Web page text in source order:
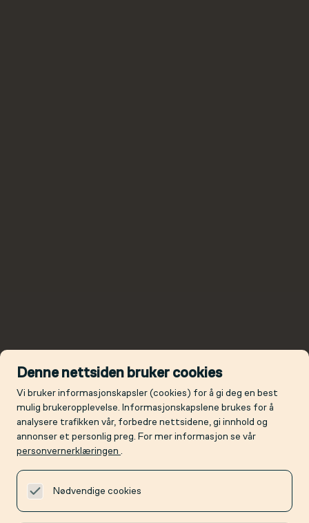
Denne nettsiden bruker cookies
Vi bruker informasjonskapsler (cookies) for å gi deg en best
mulig brukeropplevelse. Informasjonskapslene brukes for å
analysere trafikken vår, forbedre nettsidene, gi innhold og
annonser et personlig preg. For mer informasjon se vår
personvernerklæringen .
Nødvendige cookies